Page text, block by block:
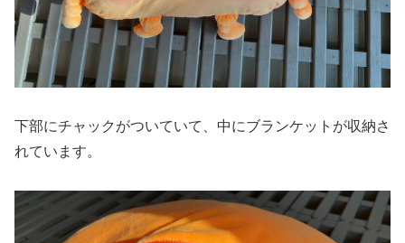
下部にチャックがついていて、中にブランケットが収納さ
れています。